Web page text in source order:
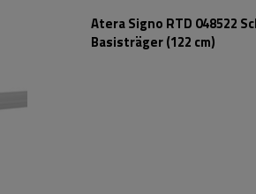
Atera Signo RTD 048522
Basisträger (122 cm)